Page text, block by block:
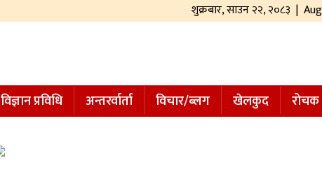
शुक्रबार,साउन२२,२०८३ |
विज्ञान प्रविधि अन्तरर्वार्ता विचार/ब्लग खेलकुद
रोचक